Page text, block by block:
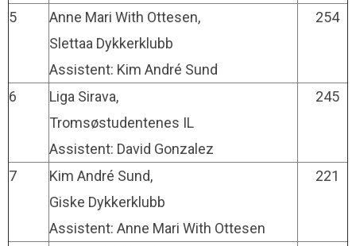
5
Anne Mari With Ottesen,
Slettaa Dykkerklubb
Assistent: Kim André Sund
254
6
Liga Sirava,
Tromsøstudentenes IL
Assistent: David Gonzalez
245
7
Kim André Sund,
Giske Dykkerklubb
Assistent: Anne Mari With Ottesen
221